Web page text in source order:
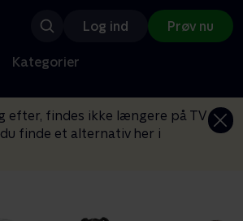
Log ind Prøv nu
Kategorier
efter, findes ikke længere på TV
du finde et alternativ her i